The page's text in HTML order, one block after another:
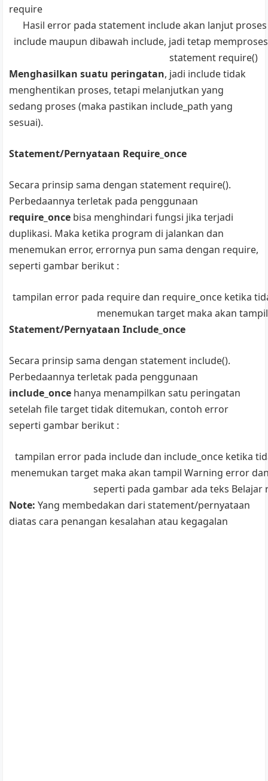
require
Hasil error pada statement include akan lanjut
include maupun dibawah include, jadi tetap
statement require()
Menghasilkan suatu peringatan, jadi include tidak
menghentikan proses, tetapi melanjutkan yang
sedang proses (maka pastikan include_path yang
sesuai).
Statement/Pernyataan Require_once
Secara prinsip sama dengan statement require().
Perbedaannya terletak pada penggunaan
require_once bisa menghindari fungsi jika terjadi
duplikasi. Maka ketika program di jalankan dan
menemukan error, errornya pun sama dengan require,
seperti gambar berikut :
tampilan error pada require dan require_once ketika
menemukan target maka akan
Statement/Pernyataan Include_once
Secara prinsip sama dengan statement include().
Perbedaannya terletak pada penggunaan
include_once hanya menampilkan satu peringatan
setelah file target tidak ditemukan, contoh error
seperti gambar berikut :
tampilan error pada include dan include_once ketika
menemukan target maka akan tampil Warning error
seperti pada gambar ada teks Belajar
Note:Yang membedakan dari statement/pernyataan
diatas cara penangan kesalahan atau kegagalan